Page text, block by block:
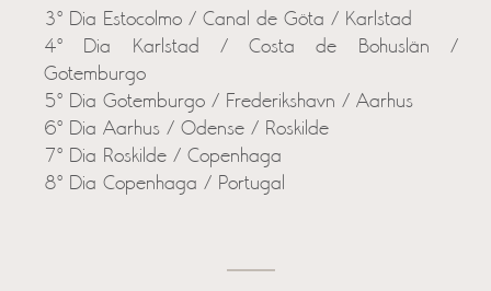
3º Dia Estocolmo / Canal de Göta / Karlstad
4º Dia Karlstad / Costa de Bohuslän /
Gotemburgo
5º Dia Gotemburgo / Frederikshavn / Aarhus
6º Dia Aarhus / Odense / Roskilde
7º Dia Roskilde / Copenhaga
8º Dia Copenhaga / Portugal